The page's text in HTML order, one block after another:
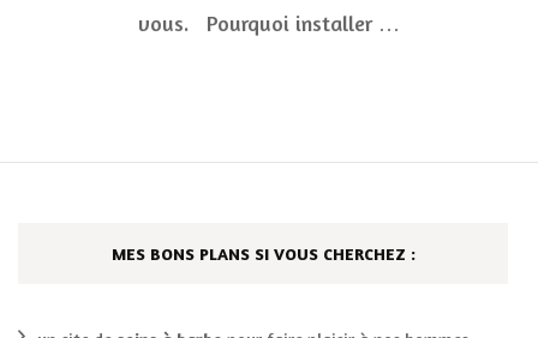
vous. Pourquoi installer …
MES BONS PLANS SI VOUS CHERCHEZ :